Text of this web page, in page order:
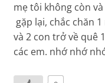
mẹ tôi không còn
gặp lại, chắc chăn
và 2 con trở về quê
các em. nhớ nhớ